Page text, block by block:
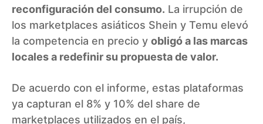
reconfiguración del consumo. La irrupción de
los marketplaces asiáticos Shein y Temu elevó
la competencia en precio y obligó a las marcas
locales a redefinir su propuesta de valor.
De acuerdo con el informe, estas plataformas
ya capturan el 8% y 10% del share de
marketplaces utilizados en el país,